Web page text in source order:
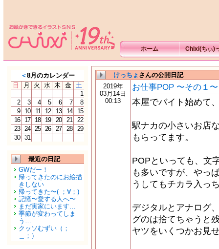
ホーム Chixi(ちぃ)
＜8月のカレンダー
日
月 火 水 木 金 土
1
2
3 4 5 6 7
8
9
10 11 12 13 14
15
16
17 18 19 20 21
22
23 24 25 26 27 28
29
30 31
最近の日記
GWだー！
帰ってきたのにお絵描
きしない
帰ってきた〜( ；∀；)
記憶〜愛する人へ〜
まだ実家にいます…
季節が変わってしま
う…
クッソむずい（；
＿；）
けっちょ さんの公開日記
2019年
03月14日
00:13
お仕事POP 〜その１〜
本屋でバイト始めて
駅ナカの小さいお店
もらってます。
POPといっても、文
も多いですが、やっ
うしてもチカラ入っ
デジタルとアナログ
グのは捨てちゃうと
ヤツをいくつかお見